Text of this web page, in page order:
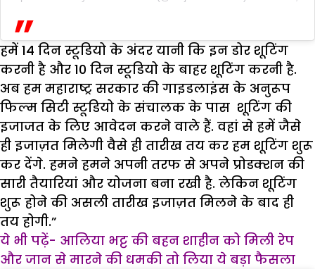
हमें 14 दिन स्टूडियो के अंदर यानी कि इन डोर शूटिंग
करनी है और 10 दिन स्टूडियो के बाहर शूटिंग करनी है.
अब हम महाराष्ट्र सरकार की गाइडलाइंस के अनुरूप
फिल्म सिटी स्टूडियो के संचालक के पास शूटिंग की
इजाजत के लिए आवेदन करने वाले हैं. वहां से हमें जैसे
ही इजाज़त मिलेगी वैसे ही तारीख तय कर हम शूटिंग शुरू
कर देंगे. हमने हमने अपनी तरफ से अपने प्रोडक्शन की
सारी तैयारियां और योजना बना रखी है. लेकिन शूटिंग
शुरू होने की असली तारीख इजाज़त मिलने के बाद ही
तय होगी.”
ये भी पढ़ें- आलिया भट्ट की बहन शाहीन को मिली रेप
और जान से मारने की धमकी तो लिया ये बड़ा फैसला